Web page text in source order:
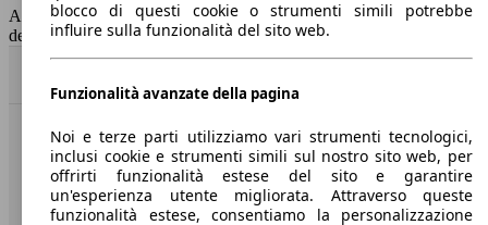
AutoScout24 non si assume alcuna responsabilità per la correttezza
dei dati.
Benvenuti su AutoScout24, il mercato auto europeo.
Società
blocco di questi cookie o strumenti simili potrebbe
influire sulla funzionalità del sito web.
Funzionalità avanzate della pagina
Noi e terze parti utilizziamo vari strumenti tecnologici,
inclusi cookie e strumenti simili sul nostro sito web, per
offrirti funzionalità estese del sito e garantire
un'esperienza utente migliorata. Attraverso queste
funzionalità estese, consentiamo la personalizzazione